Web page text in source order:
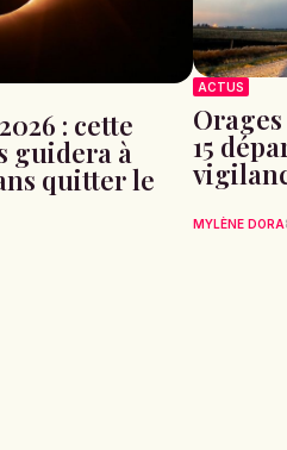
: cette
guidera à
quitter le
ACTUS
15
MYLÈNE DORA